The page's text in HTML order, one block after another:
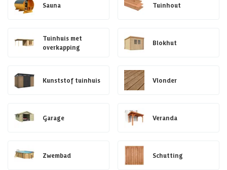
Sauna Tuinhout
Tuinhuis met
overkapping
Blokhut
Kunststof tuinhuis Vlonder
Garage Veranda
Zwembad Schutting